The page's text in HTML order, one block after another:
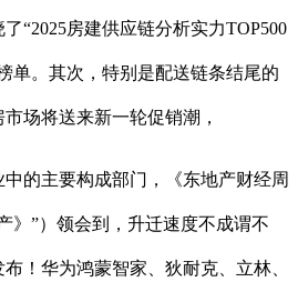
“2025房建供应链分析实力TOP500
单。其次，特别是配送链条结尾的
场将送来新一轮促销潮，
主要构成部门，《东地产财经周
》”）领会到，升迁速度不成谓不
！华为鸿蒙智家、狄耐克、立林、